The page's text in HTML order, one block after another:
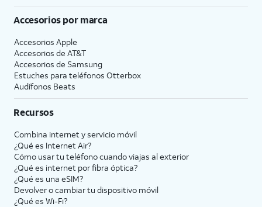
Accesorios por marca
Accesorios Apple
Accesorios de AT&T
Accesorios de Samsung
Estuches para teléfonos Otterbox
Audífonos Beats
Recursos
Combina internet y servicio móvil
¿Qué es Internet Air?
Cómo usar tu teléfono cuando viajas al exterior
¿Qué es internet por fibra óptica?
¿Qué es una eSIM?
Devolver o cambiar tu dispositivo móvil
¿Qué es Wi-Fi?